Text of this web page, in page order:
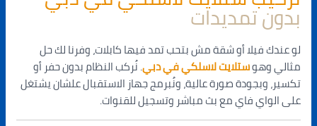
بدون تمديدات
لو عندك فيلا أو شقة مش بتحب تمد فيها كابلات، وفرنا لك حل
مثالي وهوستلايت لاسلكي في دبي. نُركب النظام بدون حفر أو
تكسير، وبجودة صورة عالية، ونُبرمج جهاز الاستقبال علشان يشتغل
على الواي فاي مع بث مباشر وتسجيل للقنوات.